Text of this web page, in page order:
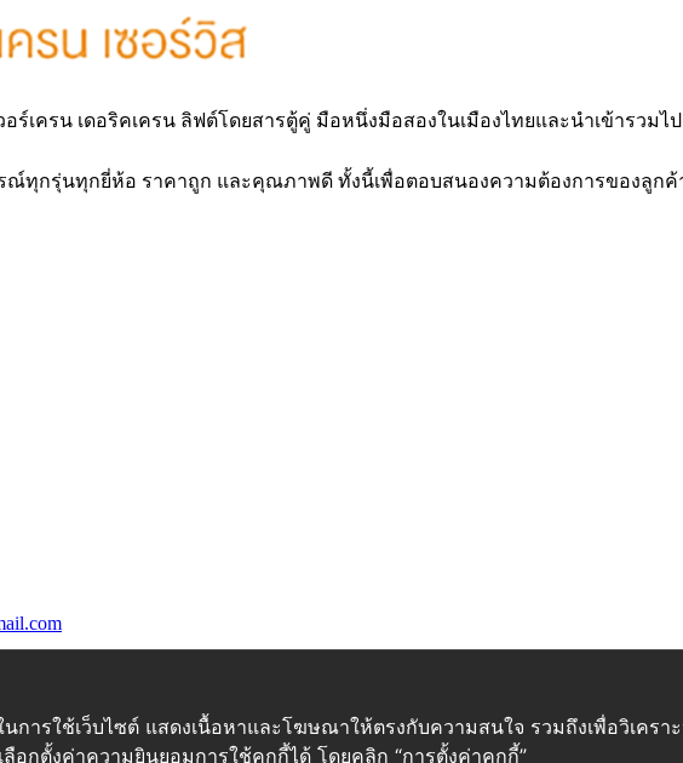
อร์เครน เดอริคเครน ลิฟต์โดยสารตู้คู่ มือหนึ่งมือสองในเมืองไทยและนำเข้ารวม
ทุกรุ่นทุกยี่ห้อ ราคาถูก และคุณภาพดี ทั้งนี้เพื่อตอบสนองความต้องการของลูกค้
CO.,LTD.
การใช้เว็บไซต์ แสดงเนื้อหาและโฆษณาให้ตรงกับความสนใจ รวมถึงเพื่อวิเครา
อกตั้งค่าความยินยอมการใช้คุกกี้ได้ โดยคลิก “การตั้งค่าคุกกี้”